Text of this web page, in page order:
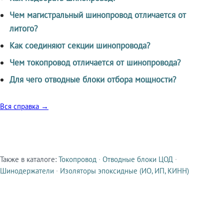
Чем магистральный шинопровод отличается от
литого?
Как соединяют секции шинопровода?
Чем токопровод отличается от шинопровода?
Для чего отводные блоки отбора мощности?
Вся справка →
Смежные продукты
Также в каталоге: Токопровод · Отводные блоки ЦОД ·
Шинодержатели · Изоляторы эпоксидные (ИО, ИП, КИНН)